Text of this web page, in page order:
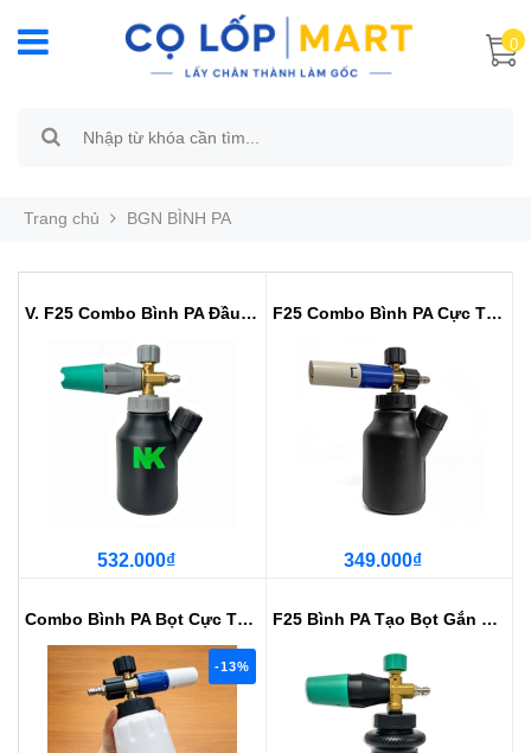
0
Trang chủ BGN BÌNH PA
V. F25 Combo Bình PA Đầu Đồng - ...
532.000₫
F25 Combo Bình PA Cực Tơi Có Nắp...
349.000₫
Combo Bình PA Bọt Cực Tơi 1000ml...
-13%
F25 Bình PA Tạo Bọt Gắn Súng Cao...